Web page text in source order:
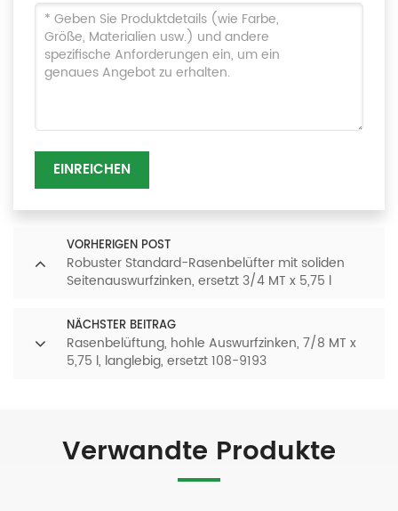
EINREICHEN
VORHERIGEN POST
Robuster Standard-Rasenbelüfter mit soliden
Seitenauswurfzinken, ersetzt 3/4 MT x 5,75 l
NÄCHSTER BEITRAG
Rasenbelüftung, hohle Auswurfzinken, 7/8 MT x
5,75 l, langlebig, ersetzt 108-9193
Verwandte Produkte